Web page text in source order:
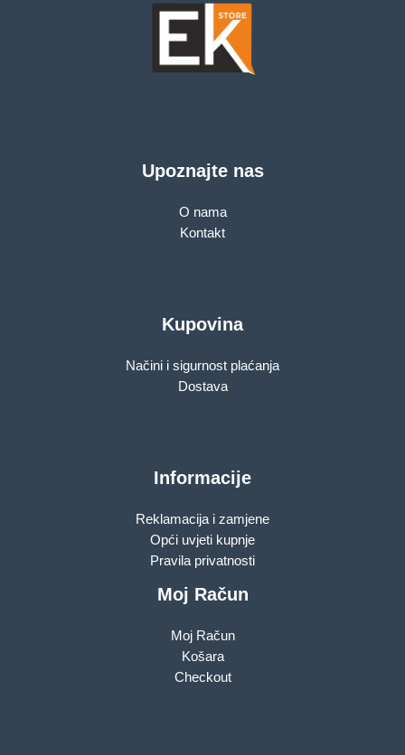
Upoznajte nas
O nama
Kontakt
Kupovina
Načini i sigurnost plaćanja
Dostava
Informacije
Reklamacija i zamjene
Opći uvjeti kupnje
Pravila privatnosti
Moj Račun
Moj Račun
Košara
Checkout